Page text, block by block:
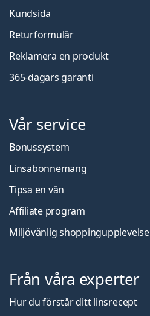
Kundsida
Returformulär
Reklamera en produkt
365-dagars garanti
Vår service
Bonussystem
Linsabonnemang
Tipsa en vän
Affiliate program
Miljövänlig shoppingupplevelse
Från våra experter
Hur du förstår ditt linsrecept